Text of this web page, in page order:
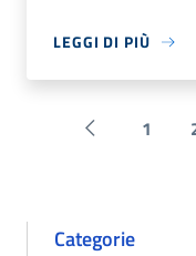
LEGGI DI PIÙ
Pagina 1
Categorie